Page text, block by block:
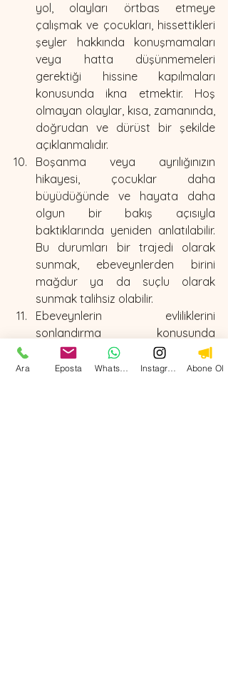
yol, olayları örtbas etmeye
çalışmak ve çocukları, hissettikleri
şeyler hakkında konuşmamaları
veya hatta düşünmemeleri
gerektiği hissine kapılmaları
konusunda ikna etmektir. Hoş
olmayan olaylar, kısa, zamanında,
doğrudan ve dürüst bir şekilde
açıklanmalıdır.
Boşanma veya ayrılığınızın
hikayesi, çocuklar daha
büyüdüğünde ve hayata daha
olgun bir bakış açısıyla
baktıklarında yeniden anlatılabilir.
Bu durumları bir trajedi olarak
sunmak, ebeveynlerden birini
mağdur ya da suçlu olarak
sunmak talihsiz olabilir.
Ebeveynlerin evliliklerini
sonlandırma konusunda
hissettikleri suçluluk, çocuklarına
sağlıklı sınırlar koymalarını
Ara Eposta Abone Ol